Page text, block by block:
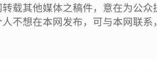
载其他媒体之稿件，意在为公
不想在本网发布，可与本网联